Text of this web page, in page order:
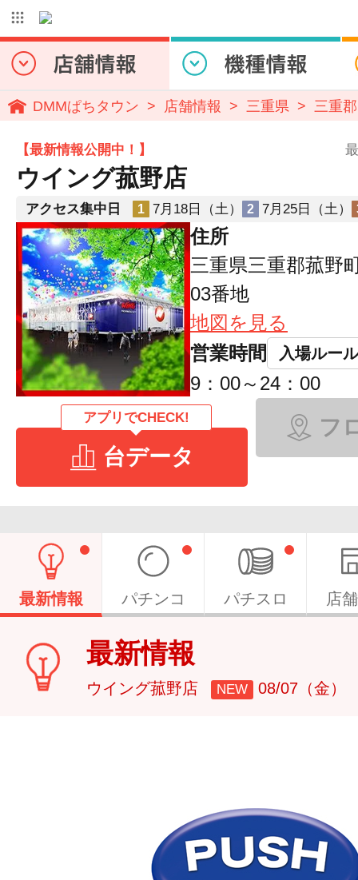
DMMぱちタウン 店舗情報 三重県 三重郡
【最新情報公開中！】
ウイング菰野店
アクセス集中日 1 7月18日（土） 2 7月25日（土）
住所
三重県三重郡菰野
03番地
地図を見る
営業時間
入場ルール
9：00～24：00
アプリでCHECK!
台データ
フ
最新情報 パチンコ パチスロ 店
最新情報
ウイング菰野店 NEW 08/07（金）